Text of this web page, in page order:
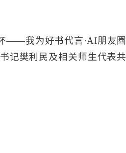
——我为好书代言·AI朋友圈
记樊利民及相关师生代表共